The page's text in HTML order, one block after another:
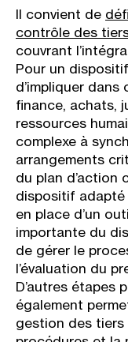
Il convient de
contrôle des
couvrant
Pour un
d’impliquer
finance, achats,
ressources
complexe à
arrangements
du plan d’action
dispositif adapté
en place d’un
importante du
de gérer le
l’évaluation du
D’autres étapes
également
gestion des tiers